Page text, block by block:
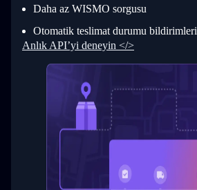
31
33
34
      }
  }
}
Daha az WISMO sorgusu
Otomatik teslimat durumu bildirimleri
Anlık API’yi deneyin </>